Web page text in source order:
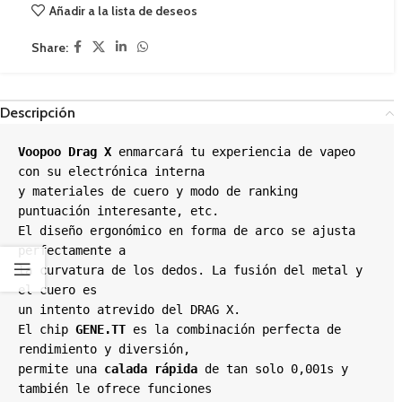
Añadir a la lista de deseos
Share:
Descripción
Voopoo Drag X enmarcará tu experiencia de vapeo
con su electrónica interna
y materiales de cuero y modo de ranking
puntuación interesante, etc.
El diseño ergonómico en forma de arco se ajusta
perfectamente a
la curvatura de los dedos. La fusión del metal y
el cuero es
un intento atrevido del DRAG X.
El chip GENE.TT es la combinación perfecta de
rendimiento y diversión,
permite una calada rápida de tan solo 0,001s y
también le ofrece funciones